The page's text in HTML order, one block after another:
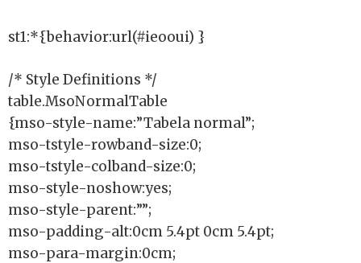
st1:*{behavior:url(#ieooui) }
/* Style Definitions */
table.MsoNormalTable
{mso-style-name:”Tabela normal”;
mso-tstyle-rowband-size:0;
mso-tstyle-colband-size:0;
mso-style-noshow:yes;
mso-style-parent:””;
mso-padding-alt:0cm 5.4pt 0cm 5.4pt;
mso-para-margin:0cm;